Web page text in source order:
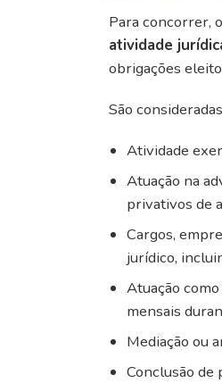
Para concorrer,
atividade
obrigações
São
Atividade
Atuação na
privativos de
Cargos,
jurídico,
Atuação
mensais
Mediação ou
Conclusão de